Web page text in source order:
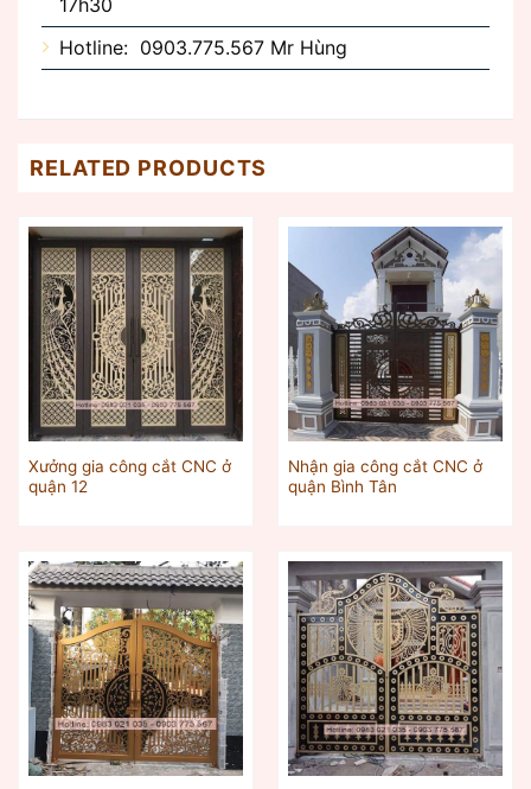
17h30
Hotline: 0903.775.567 Mr Hùng
RELATED PRODUCTS
Xưởng gia công cắt CNC ở
quận 12
Nhận gia công cắt CNC ở
quận Bình Tân